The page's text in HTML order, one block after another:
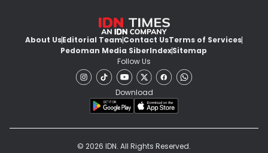
About UsEditorial TeamContact UsTerms of Services
Pedoman Media SiberIndexSitemap
Follow Us
Download
© 2026 IDN. All Rights Reserved.